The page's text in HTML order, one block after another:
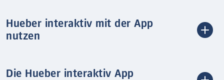
Hueber interaktiv mit der App
nutzen
Die Hueber interaktiv App